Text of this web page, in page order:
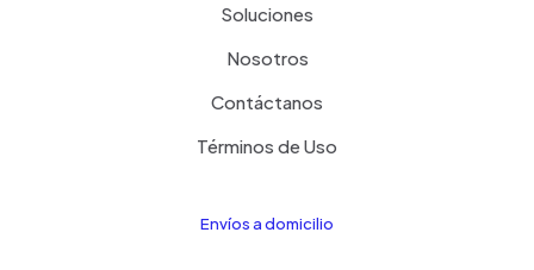
Soluciones
Nosotros
Contáctanos
Términos de Uso
Envíos a domicilio